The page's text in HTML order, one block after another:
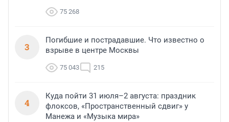
75 268
3
Погибшие и пострадавшие. Что известно о
взрыве в центре Москвы
75 043 215
4
Куда пойти 31 июля–2 августа: праздник
флоксов, «Пространственный сдвиг» у
Манежа и «Музыка мира»